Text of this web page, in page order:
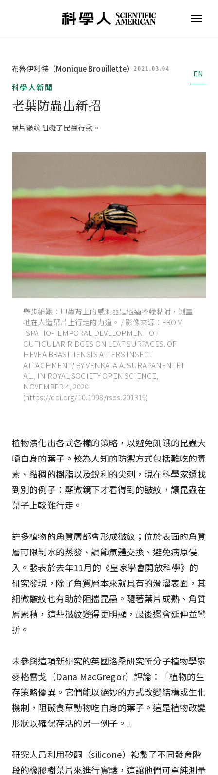
布魯伊利特（Monique Brouillette） 2021.03.04
EN
科學人新聞
老葉防蟲出新招
葉片皺紋阻礙了昆蟲行動。
舉步維艱：甲蟲背上的感測器是透過蜂蠟黏附，測量
牠在人造葉片上行走的力道。 / 影像來源：FROM
"SPATIO-TEMPORAL DEVELOPMENT OF
CUTICULAR RIDGES ON LEAF SURFACES. OF
HEVEA BRASILIENSIS ALTERS INSECT
ATTACHMENT,' BY VENKATA A. SURAPANENI ET
AL., IN ROYAL SOCIETY OPEN SCIENCE,
NOVEMBER 4, 2020
(https://doi.org/10.1098/rsos.201319)
植物演化出各式各樣的策略，以避免飢餓的昆蟲大
嚼自身的葉子。較為人知的防禦方式包括難吃的毒
素、黏稠的樹脂以及銳利的尖刺，現在科學家還找
到別的例子：顯微鏡下才看得到的皺紋，讓昆蟲在
葉子上較難行走。
許多植物的角質層都會形成皺紋；位於表面的角質
層可限制水的蒸發、調節氣體交換、避免病原侵
入。發表於去年11月的《皇家學會開放科學》的
研究發現，除了角質層本來就具有的滑溜表面，其
細微皺紋也有助於阻擋昆蟲。隨著葉片成熟、角質
層累積，這些皺紋變得更明顯，最後還會延伸並彎
折。
未參與這項新研究的英國洛桑研究所分子植物學家
麥格雷戈（Dana MacGregor）評論：「植物的生
存策略優異。它們能以絕妙的方式改變結構或生化
機制，阻礙食草動物吃自身的葉子。這是植物改變
形狀以確保存活的另一例子。」
研究人員利用矽酮（silicone）複製了不同發育階
段的橡膠樹葉片來進行實驗，這讓他們可單純測量